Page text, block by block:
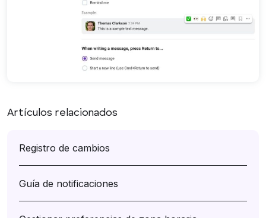
Artículos relacionados
Registro de cambios
Guía de notificaciones